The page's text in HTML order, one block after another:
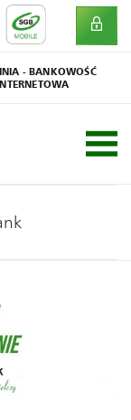
- BANKOWOŚĆ